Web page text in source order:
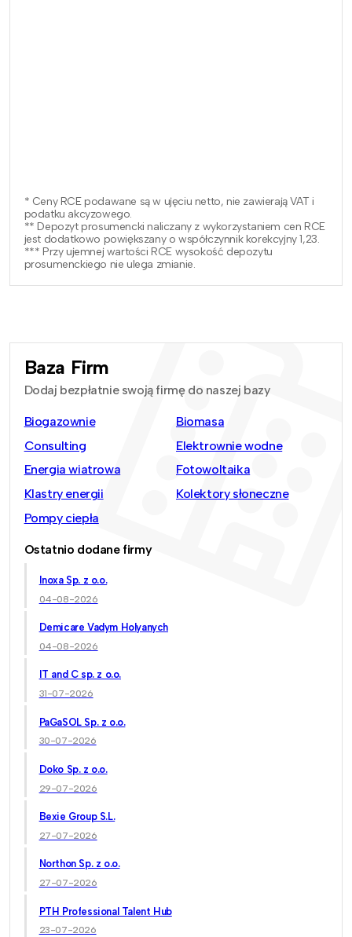
* Ceny RCE podawane są w ujęciu netto, nie zawierają VAT i
podatku akcyzowego.
** Depozyt prosumencki naliczany z wykorzystaniem cen RCE
jest dodatkowo powiększany o współczynnik korekcyjny 1,23.
*** Przy ujemnej wartości RCE wysokość depozytu
prosumenckiego nie ulega zmianie.
Baza Firm
Dodaj bezpłatnie swoją firmę do naszej bazy
Biogazownie
Biomasa
Consulting
Elektrownie wodne
Energia wiatrowa
Fotowoltaika
Klastry energii
Kolektory słoneczne
Pompy ciepła
Ostatnio dodane firmy
Inoxa Sp. z o.o.
04-08-2026
Demicare Vadym Holyanych
04-08-2026
IT and C sp. z o.o.
31-07-2026
PaGaSOL Sp. z o.o.
30-07-2026
Doko Sp. z o.o.
29-07-2026
Bexie Group S.L.
27-07-2026
Northon Sp. z o.o.
27-07-2026
PTH Professional Talent Hub
23-07-2026